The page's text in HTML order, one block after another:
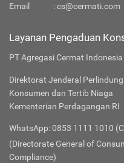
Email
:cs@cermati.com
Layanan Pengaduan
PT Agregasi Cermat
Direktorat Jenderal
Konsumen dan Tertib Niaga
Kementerian Perdagangan RI
WhatsApp: 0853 1111 1010
(Directorate General of
Compliance)